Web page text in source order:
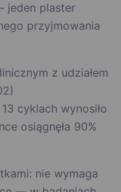
jeden plaster
przyjmowania
z udziałem
cyklach wynosiło
osiągnęła 90%
nie wymaga